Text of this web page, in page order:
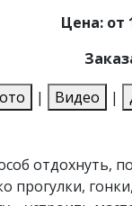
Цена: от
| Видео |
отдохнуть,